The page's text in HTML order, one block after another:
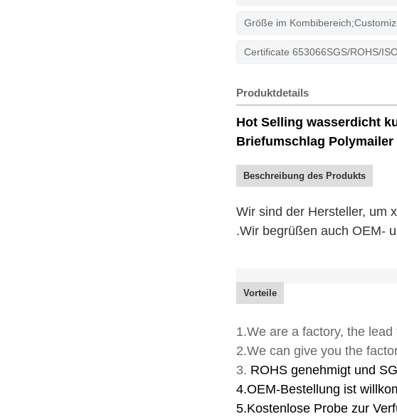
Größe im
Certificate 653066SGS/ROHS/
Produktdetails
Hot Selling wasserdicht
Briefumschlag Polymailer
Beschreibung des Produkts
Wir sind der Hersteller, um
.Wir begrüßen auch OEM-
Vorteile
1.We are a factory, the
2.We can give you the
3. ROHS genehmigt und
4.OEM-Bestellung ist
5.Kostenlose Probe zur